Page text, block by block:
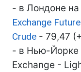
- в Лондоне на
Exchange
Crude - 79,47
- в Нью-Йорке
Exchange -